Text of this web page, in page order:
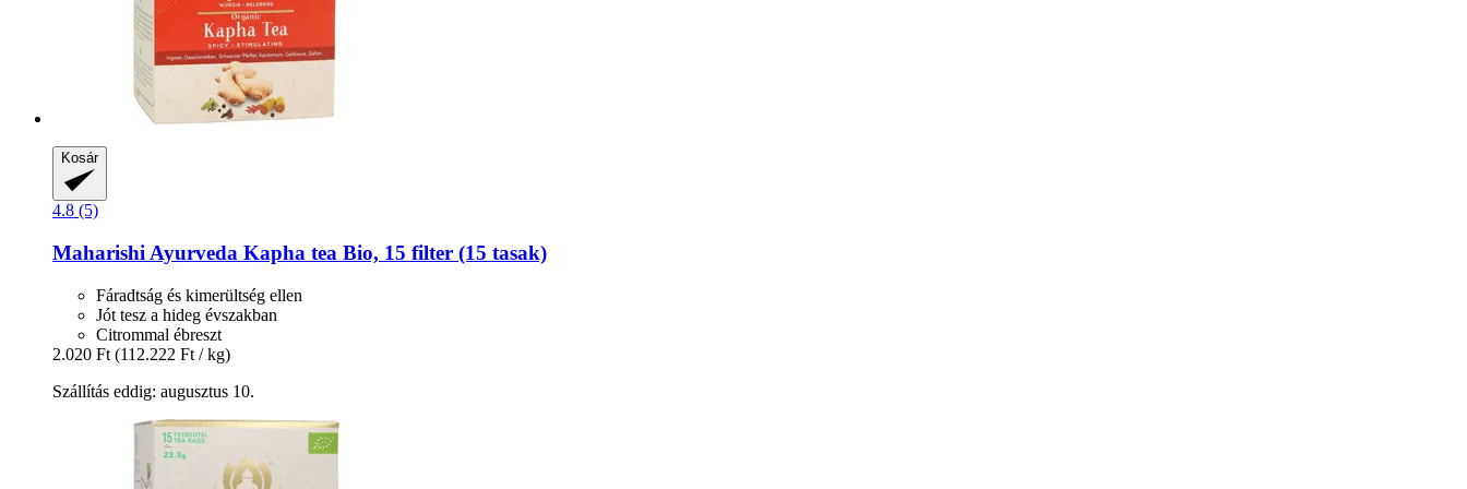
Kosár
4.8 (5)
Maharishi Ayurveda Kapha tea Bio, 15 filter (15 tasak)
Fáradtság és kimerültség ellen
Jót tesz a hideg évszakban
Citrommal ébreszt
2.020 Ft (112.222 Ft / kg)
Szállítás eddig: augusztus 10.